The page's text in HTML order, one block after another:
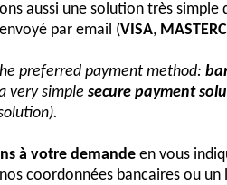
aussi une solution très simple
par email (VISA,
preferred payment method:
very simple secure payment
à votre demande en vous
coordonnées bancaires ou